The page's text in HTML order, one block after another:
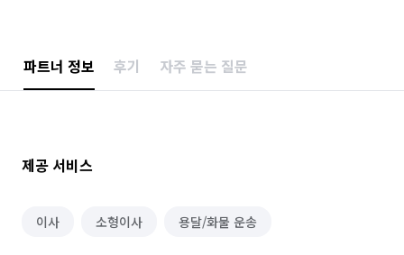
파트너 정보 후기 자주 묻는 질문
제공 서비스
이사 소형이사 용달/화물 운송